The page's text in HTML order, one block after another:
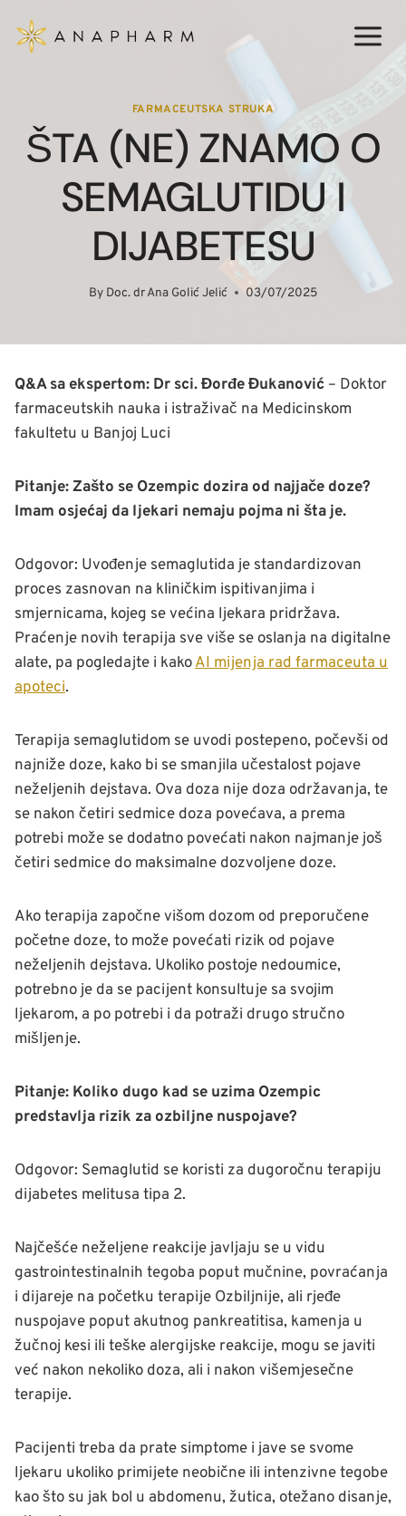
content
FARMACEUTSKA STRUKA
ŠTA (NE) ZNAMO O
SEMAGLUTIDU I
DIJABETESU
By Doc. dr Ana Golić Jelić 03/07/2025
Q&A sa ekspertom: Dr sci. Đorđe Đukanović – Doktor
farmaceutskih nauka i istraživač na Medicinskom
fakultetu u Banjoj Luci
Pitanje: Zašto se Ozempic dozira od najjače doze?
Imam osjećaj da ljekari nemaju pojma ni šta je.
Odgovor: Uvođenje semaglutida je standardizovan
proces zasnovan na kliničkim ispitivanjima i
smjernicama, kojeg se većina ljekara pridržava.
Praćenje novih terapija sve više se oslanja na digitalne
alate, pa pogledajte i kakoAI mijenja rad farmaceuta u
apoteci.
Terapija semaglutidom se uvodi postepeno, počevši od
najniže doze, kako bi se smanjila učestalost pojave
neželjenih dejstava. Ova doza nije doza održavanja, te
se nakon četiri sedmice doza povećava, a prema
potrebi može se dodatno povećati nakon najmanje još
četiri sedmice do maksimalne dozvoljene doze.
Ako terapija započne višom dozom od preporučene
početne doze, to može povećati rizik od pojave
neželjenih dejstava. Ukoliko postoje nedoumice,
potrebno je da se pacijent konsultuje sa svojim
ljekarom, a po potrebi i da potraži drugo stručno
mišljenje.
Pitanje: Koliko dugo kad se uzima Ozempic
predstavlja rizik za ozbiljne nuspojave?
Odgovor: Semaglutid se koristi za dugoročnu terapiju
dijabetes melitusa tipa 2.
Najčešće neželjene reakcije javljaju se u vidu
gastrointestinalnih tegoba poput mučnine, povraćanja
i dijareje na početku terapije Ozbiljnije, ali rjeđe
nuspojave poput akutnog pankreatitisa, kamenja u
žučnoj kesi ili teške alergijske reakcije, mogu se javiti
već nakon nekoliko doza, ali i nakon višemjesečne
terapije.
Pacijenti treba da prate simptome i jave se svome
ljekaru ukoliko primijete neobične ili intenzivne tegobe
kao što su jak bol u abdomenu, žutica, otežano disanje,